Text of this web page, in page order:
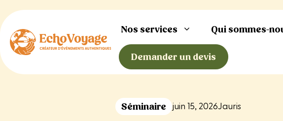
au
contenu
Nos services Qui sommes-
Demander un devis
Séminaire juin 15, 2026Jauris